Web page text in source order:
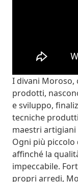
I divani Moroso,
prodotti,
e sviluppo,
tecniche
maestri artigiani
Ogni più
affinché la
impeccabile.
propri arredi,